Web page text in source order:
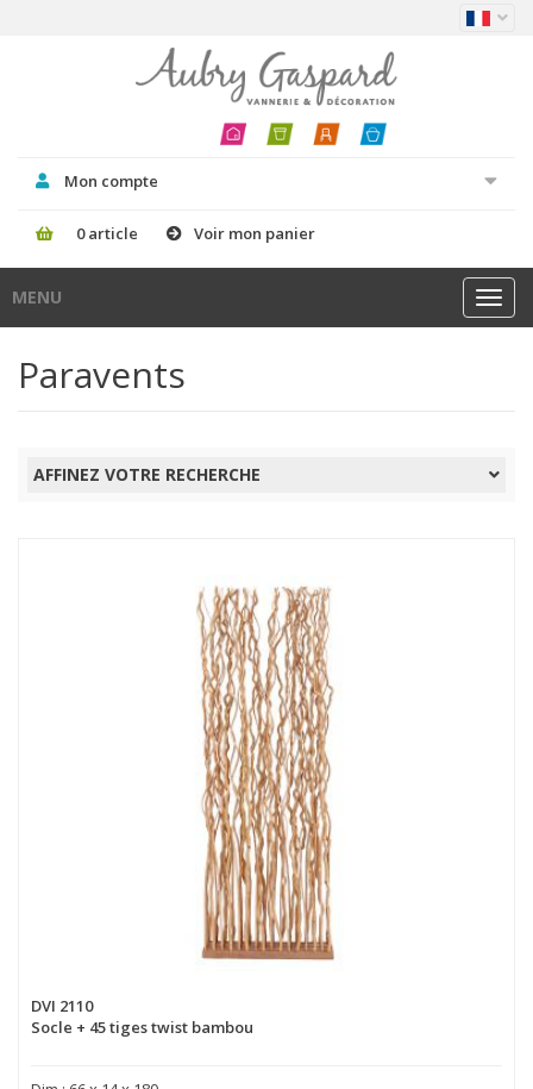
Mon compte
0 article Voir mon panier
MENU
Paravents
AFFINEZ VOTRE RECHERCHE
DVI 2110
Socle + 45 tiges twist bambou